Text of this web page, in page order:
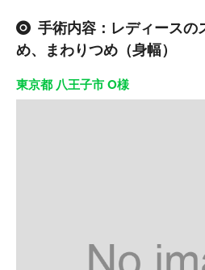
手術内容：レディースの
め、まわりつめ（身幅）
東京都 八王子市 O様